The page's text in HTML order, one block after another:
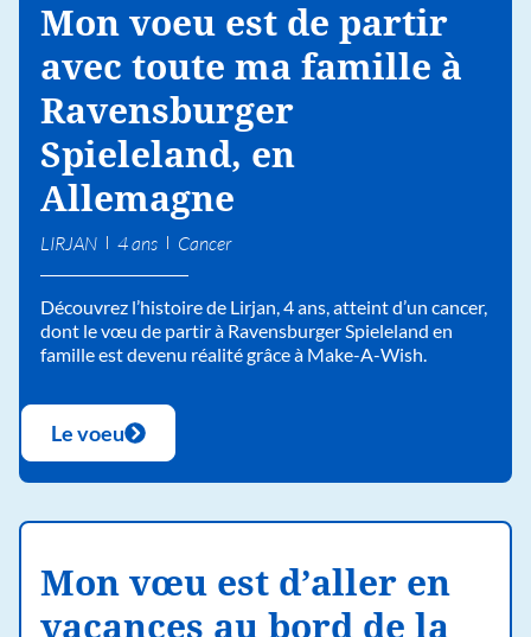
Mon voeu est de partir
avec toute ma famille à
Ravensburger
Spieleland, en
Allemagne
LIRJAN 4 ans Cancer
Découvrez l’histoire de Lirjan, 4 ans, atteint d’un cancer,
dont le vœu de partir à Ravensburger Spieleland en
famille est devenu réalité grâce à Make-A-Wish.
Le voeu
Mon vœu est d’aller en
vacances au bord de la